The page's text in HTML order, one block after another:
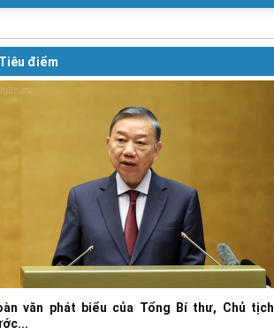
Tiêu điểm
văn phát biểu của Tổng Bí thư, Chủ tịch